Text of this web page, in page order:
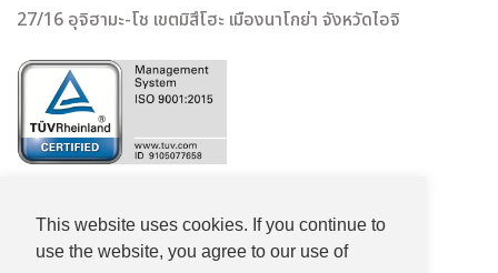
This website uses cookies. If you continue to
use the website, you agree to our use of
27/16 อุจิฮามะ-โช เขตมิสึโฮะ เมืองนาโกย่า จังหวัดไอจิ
+81-(0)52-533-2578